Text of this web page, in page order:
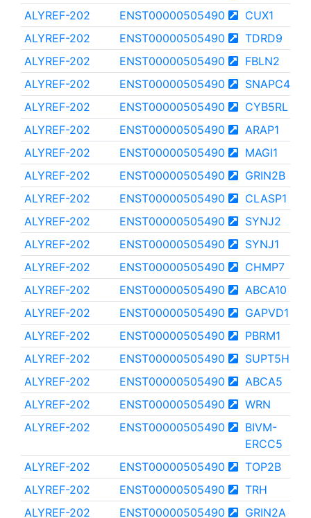
ALYREF-202
ENST00000505490 CUX1
ALYREF-202
ENST00000505490 TDRD9
ALYREF-202
ENST00000505490 FBLN2
ALYREF-202
ENST00000505490 SNAPC4
ALYREF-202
ENST00000505490 CYB5RL
ALYREF-202
ENST00000505490 ARAP1
ALYREF-202
ENST00000505490 MAGI1
ALYREF-202
ENST00000505490 GRIN2B
ALYREF-202
ENST00000505490 CLASP1
ALYREF-202
ENST00000505490 SYNJ2
ALYREF-202
ENST00000505490 SYNJ1
ALYREF-202
ENST00000505490 CHMP7
ALYREF-202
ENST00000505490 ABCA10
ALYREF-202
ENST00000505490 GAPVD1
ALYREF-202
ENST00000505490 PBRM1
ALYREF-202
ENST00000505490 SUPT5H
ALYREF-202
ENST00000505490 ABCA5
ALYREF-202
ENST00000505490 WRN
ALYREF-202
ENST00000505490
BIVM-
ERCC5
ALYREF-202 ENST00000505490 TOP2B
ALYREF-202
ENST00000505490 TRH
ALYREF-202
ENST00000505490 GRIN2A